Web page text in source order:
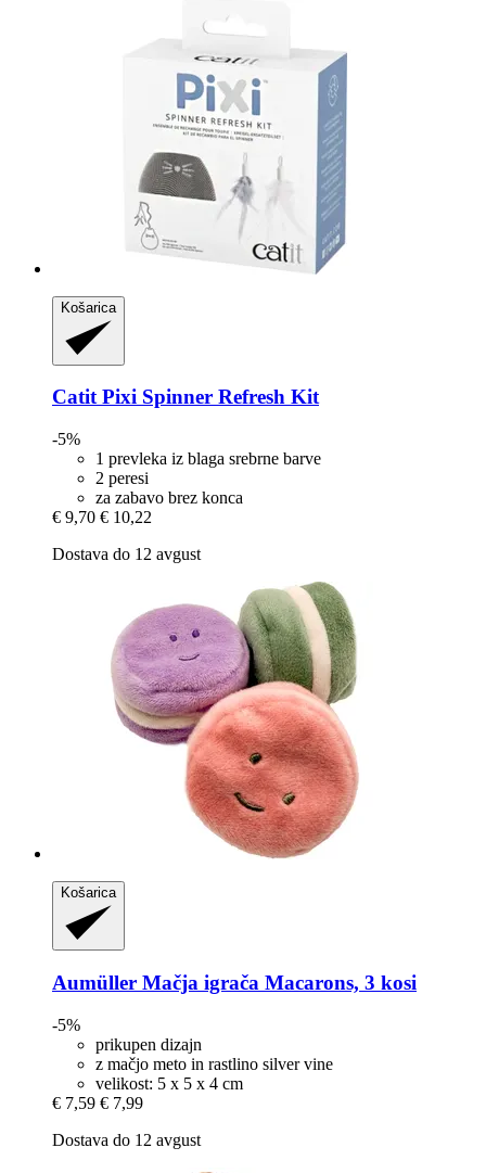
Košarica
CatitPixi Spinner Refresh Kit
-5%
1 prevleka iz blaga srebrne barve
2 peresi
za zabavo brez konca
€ 9,70 € 10,22
Dostava do 12 avgust
Košarica
Aumüller Mačja igrača Macarons, 3 kosi
-5%
prikupen dizajn
z mačjo meto in rastlino silver vine
velikost: 5 x 5 x 4 cm
€ 7,59 € 7,99
Dostava do 12 avgust